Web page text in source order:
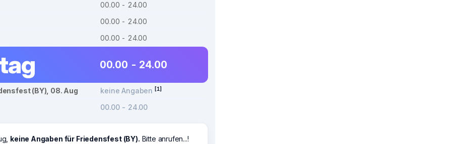
00.00 - 24.00
00.00 - 24.00
00.00 - 24.00
00.00 - 24.00
(BY), 08. Aug keine Angaben [1]
00.00 - 24.00
keine Angaben für Friedensfest (BY). Bitte anrufen...!